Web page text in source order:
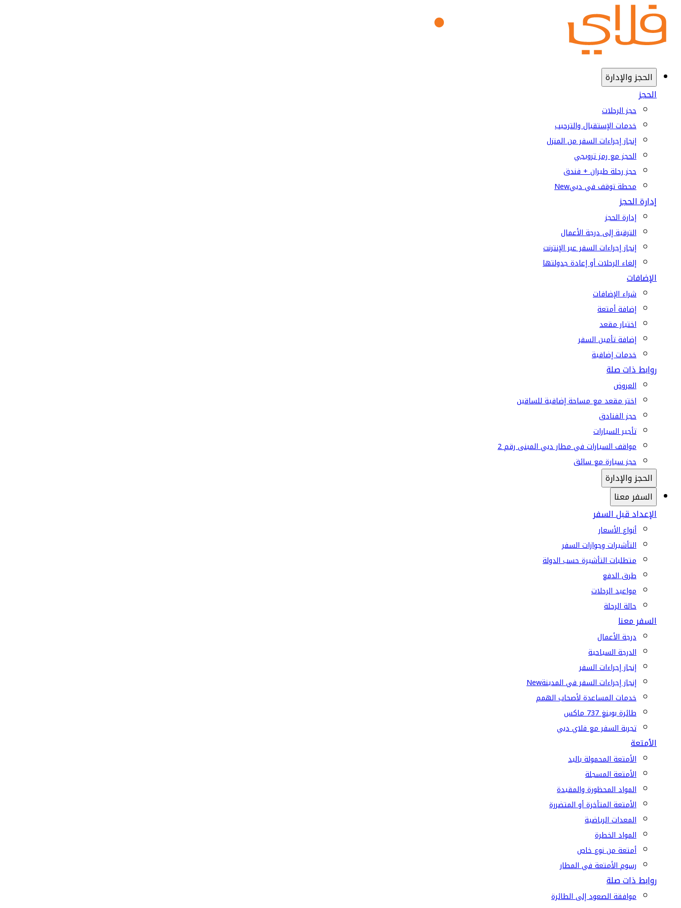
الحجز والإدارة
الحجز
حجز الرحلات
خدمات الإستقبال والترحيب
إنجاز إجراءات السفر من المنزل
الحجز مع رمز ترويجي
حجز رحلة طيران + فندق
محطة توقف في دبيNew
إدارة الحجز
إدارة الحجز
الترقية إلى درجة الأعمال
إنجاز إجراءات السفر عبر الإنترنت
إلغاء الرحلات أو إعادة جدولتها
الإضافات
شراء الإضافات
إضافة أمتعة
اختيار مقعد
إضافة تأمين السفر
خدمات إضافية
روابط ذات صلة
العروض
اختر مقعد مع مساحة إضافية للساقين
حجز الفنادق
تأجير السيارات
مواقف السيارات في مطار دبي المبنى رقم 2
حجز سيارة مع سائق
الحجز والإدارة
السفر معنا
الإعداد قبل السفر
أنواع الأسعار
التأشيرات وجوازات السفر
متطلبات التأشيرة حسب الدولة
طرق الدفع
مواعيد الرحلات
حالة الرحلة
السفر معنا
درجة الأعمال
الدرجة السياحية
إنجاز إجراءات السفر
إنجاز إجراءات السفر في المدينةNew
خدمات المساعدة لأصحاب الهمم
طائرة بوينغ 737 ماكس
تجربة السفر مع فلاي دبي
الأمتعة
الأمتعة المحمولة باليد
الأمتعة المسجلة
المواد المحظورة والمقيدة
الأمتعة المتأخرة أو المتضررة
المعدات الرياضية
المواد الخطرة
أمتعة من نوع خاص
رسوم الأمتعة في المطار
روابط ذات صلة
موافقة الصعود إلى الطائرة